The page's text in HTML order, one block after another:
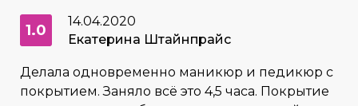
1.0
14.04.2020
Екатерина Штайнпрайс
Делала одновременно маникюр и педикюр с
покрытием. Заняло всё это 4,5 часа. Покрытие